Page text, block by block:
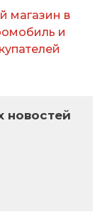
магазин в
и
новостей